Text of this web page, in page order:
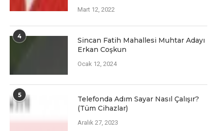
Mart 12, 2022
4
Sincan Fatih Mahallesi Muhtar Adayı
Erkan Coşkun
Ocak 12, 2024
5
Telefonda Adım Sayar Nasıl Çalışır?
(Tüm Cihazlar)
Aralık 27, 2023